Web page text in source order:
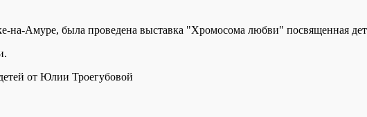
на-Амуре, была проведена выставка "Хромосома любви" посвященная
от Юлии Троегубовой